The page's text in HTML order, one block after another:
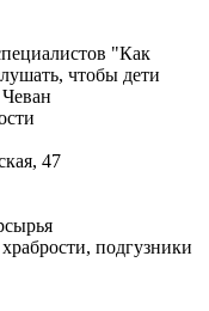
"Как
чтобы дети
47
подгузники